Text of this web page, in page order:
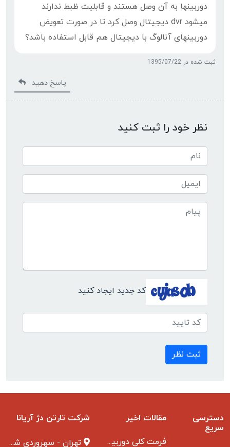
دوربینها به آن وصل هستند و قابلیت ظبط ندارند
میشود dvr دیجیتال وصل کرد تا در صورت تعویض
دوربینهای آنالوگ با دیجیتال هم قابل استفاده باشد؟
ثبت شده در 1395/07/22
پاسخ دهید
نظر خود را ثبت کنید
کد جدید ایجاد کنید
ثبت نظر
دسترسی
سریع
مقالات اخیر
فرمت کلی دوربین مدار بسته
شرکت تارتن دژ آریانا
تهران - سهروردی شمالی